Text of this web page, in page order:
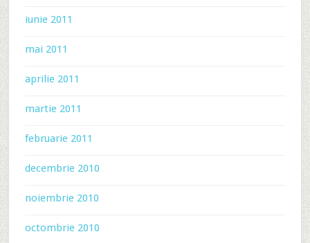
iunie 2011
mai 2011
aprilie 2011
martie 2011
februarie 2011
decembrie 2010
noiembrie 2010
octombrie 2010